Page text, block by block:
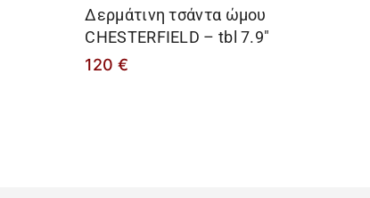
Δερμάτινη τσάντα ώμου
CHESTERFIELD – tbl 7.9″
120€